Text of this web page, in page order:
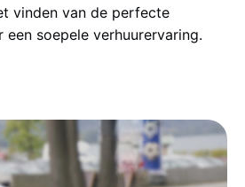
vinden van de perfecte
een soepele verhuurervaring.